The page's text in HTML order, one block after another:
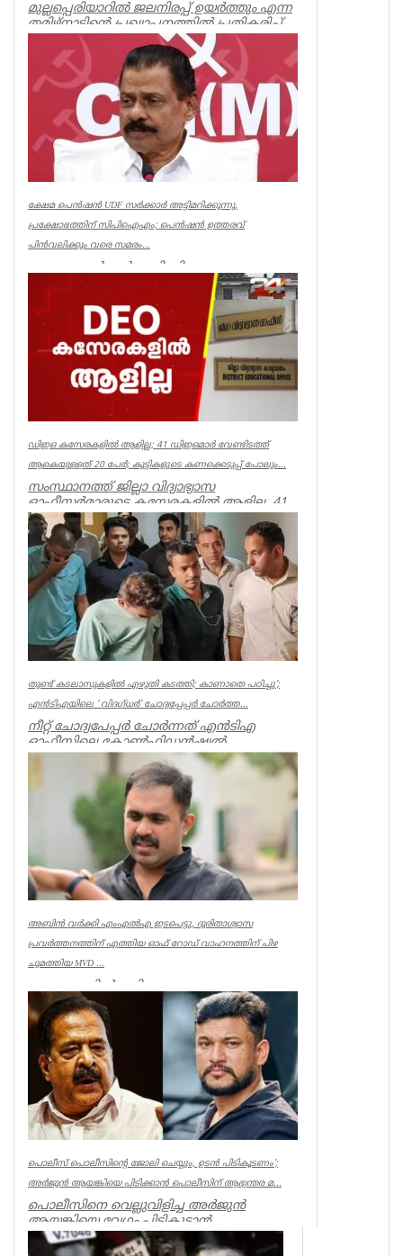
മുല്ലപ്പെരിയാറിൽ ജലനിരപ്പ് ഉയർത്തും എന്ന
തമിഴ്നാടിന്റെ പ്രഖ്യാപനത്തിൽ പ്രതികരിച്ച്
മുൻമന്ത്രി എം എം...
Kerala
ക്ഷേമ പെൻഷൻ UDF സർക്കാർ അട്ടിമറിക്കുന്നു,
പ്രക്ഷോഭത്തിന് സിപിഐഎം; പെൻഷൻ ഉത്തരവ്
പിൻവലിക്കും വരെ സമരം...
ക്ഷേമ പെൻഷൻ അട്ടിമറിക്കാനുള്ള ബോധ
പൂർവമായ ശ്രമമാണ് യു ഡി എഫ് സർക്കാർ
നടത്തുന്നതെന്ന് സിപിഐഎം സംസ്ഥാ...
Kerala
ഡിഇഒ കസേരകളില്‍ ആളില്ല; 41 ഡിഇഒമാര്‍ വേണ്ടിടത്ത്
ആകെയുള്ളത് 20 പേര്‍; കുട്ടികളുടെ കണക്കെടുപ്പ് പോലും...
സംസ്ഥാനത്ത് ജില്ലാ വിദ്യാഭ്യാസ
ഓഫീസര്‍മാരുടെ കസേരകളില്‍ ആളില്ല. 41
ഡിഇഒമാരില്‍ നിലവില്‍ ഉള്ളത് 20 പ...
Kerala
തുണ്ട് കടലാസുകളില്‍ എഴുതി കടത്തി; കാണാതെ പഠിച്ചു’;
എന്‍ടിഎയിലെ ‘ വിദഗ്ധര്‍’ ചോദ്യപ്പേപ്പര്‍ ചോര്‍ത്ത...
നീറ്റ് ചോദ്യപേപ്പര്‍ ചോര്‍ന്നത് എന്‍ടിഎ
ഓഫീസിലെ കോണ്‍ഫിഡന്‍ഷ്യല്‍
സെക്ഷനില്‍ നിന്ന് എന്ന് സിബിഐ. എന...
Kerala
അബിൻ വർക്കി എംഎൽഎ ഇടപെട്ടു, ദുരിതാശ്വാസ
പ്രവർത്തനത്തിന് എത്തിയ ഓഫ് റോഡ് വാഹനത്തിന് പിഴ
ചുമത്തിയ MVD ...
ആറന്മുളയിൽ ദുരിതാശ്വാസ
പ്രവർത്തനത്തിന് എത്തിയ ഓഫ് റോഡ്
വാഹനത്തിന് മോട്ടോർ വെഹിക്കിൾ
ഇൻസ്പെക്ടർ പിഴ ...
Kerala
പൊലീസ് പൊലീസിന്റെ ജോലി ചെയ്യും, ഉടന്‍ പിടികൂടണം’;
അര്‍ജുന്‍ ആയങ്കിയെ പിടിക്കാന്‍ പൊലീസിന് ആഭ്യന്തര മ...
പൊലീസിനെ വെല്ലുവിളിച്ച അര്‍ജുന്‍
ആയങ്കിയെ വേഗം പിടികൂടാന്‍
ആഭ്യന്തരമന്ത്രി രമേശ് ചെന്നിത്തലയുടെ
നിര...